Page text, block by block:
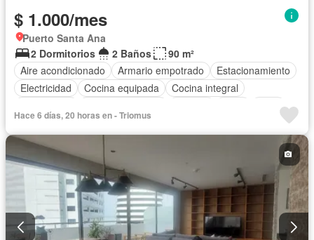
$ 1.000/mes
Puerto Santa Ana
2 Dormitorios
2 Baños
90 m²
Aire acondicionado
Armario empotrado
Estacionamiento
Electricidad
Cocina equipada
Cocina integral
Parrilla
Garita de guardianía
Sauna
Completamente amoblado
Hace 6 días, 20 horas en - Triomus